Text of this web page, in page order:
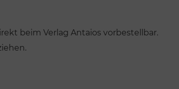
beim Verlag Antaios vorbestellbar.